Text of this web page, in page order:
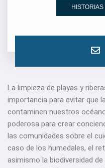
HISTORIAS
La limpieza de playas y
importancia para evitar que
contaminen nuestros
poderosa para crear
las comunidades sobre el
caso de los humedales, el
asimismo la biodiversidad